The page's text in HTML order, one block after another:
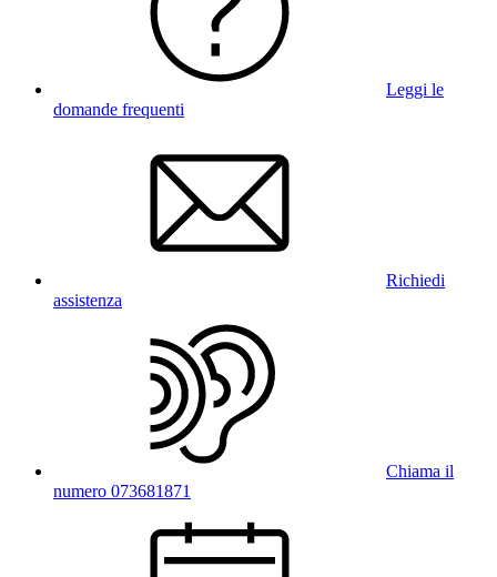
Leggi le
domande frequenti
Richiedi
assistenza
Chiama il
numero 073681871